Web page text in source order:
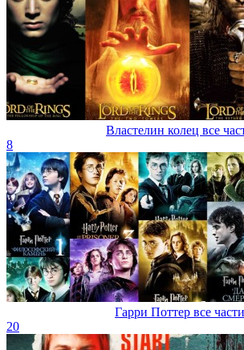
Властелин колец все
8
Гарри Поттер все части
20